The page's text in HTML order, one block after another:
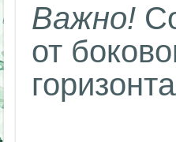
Важно!
от